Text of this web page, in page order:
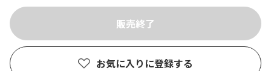
お気に入りに登録する